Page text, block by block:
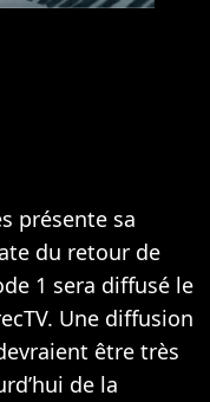
présente sa
du retour de
1 sera diffusé le
Une diffusion
être très
de la